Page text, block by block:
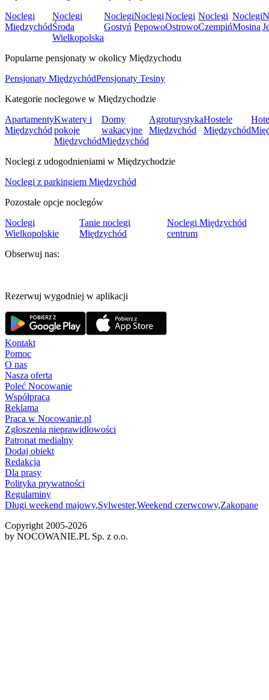
Noclegi
Międzychód
Noclegi
Środa
Wielkopolska
Noclegi
Gostyń
Noclegi
Pępowo
Noclegi
Ostrowo
Noclegi
Czempiń
Noclegi
Mosina
Popularne pensjonaty w okolicy Międzychodu
Pensjonaty MiędzychódPensjonaty Tesiny
Kategorie noclegowe w Międzychodzie
Apartamenty
Międzychód
Kwatery i
pokoje
Międzychód
Domy
wakacyjne
Międzychód
Agroturystyka
Międzychód
Hostele
Międzychód
Noclegi z udogodnieniami w Międzychodzie
Noclegi z parkingiem Międzychód
Pozostałe opcje noclegów
Noclegi
Wielkopolskie
Tanie noclegi
Międzychód
Noclegi Międzychód
centrum
Obserwuj nas:
Rezerwuj wygodniej w aplikacji
Kontakt
Pomoc
O nas
Nasza oferta
Poleć Nocowanie
Współpraca
Reklama
Praca w Nocowanie.pl
Zgłoszenia nieprawidłowości
Patronat medialny
Dodaj obiekt
Redakcja
Dla prasy
Polityka prywatności
Regulaminy
Długi weekend majowy,Sylwester,Weekend czerwcowy,Zakopane
Copyright 2005-2026
by NOCOWANIE.PL Sp. z o.o.